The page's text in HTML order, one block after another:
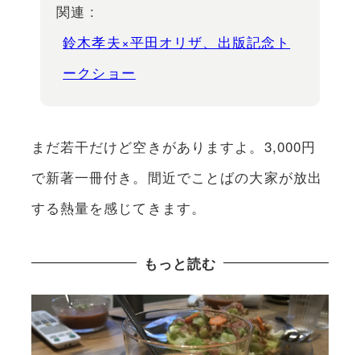
関連 :
鈴木孝夫×平田オリザ、出版記念ト
ークショー
まだ若干だけど空きがありますよ。3,000円
で新著一冊付き。間近でことばの大家が放出
する熱量を感じてきます。
もっと読む